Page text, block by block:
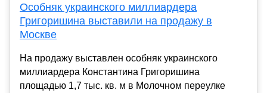
Особняк украинского миллиардера
Григоришина выставили на продажу в
Москве
На продажу выставлен особняк украинского
миллиардера Константина Григоришина
площадью 1,7 тыс. кв. м в Молочном переулке